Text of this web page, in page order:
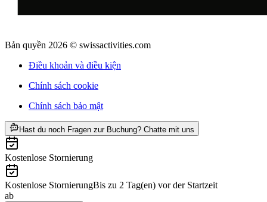
Bản quyền 2026 © swissactivities.com
Điều khoản và điều kiện
Chính sách cookie
Chính sách bảo mật
Hast du noch Fragen zur Buchung? Chatte mit uns
Kostenlose Stornierung
Kostenlose StornierungBis zu 2 Tag(en) vor der Startzeit
ab